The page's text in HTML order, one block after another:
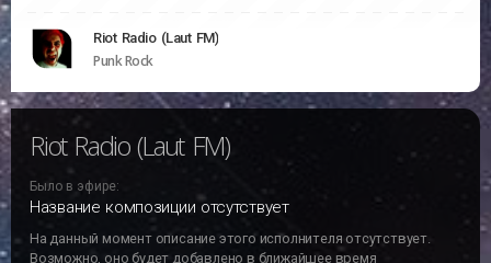
Riot Radio (Laut FM)
Punk Rock
Riot Radio (Laut FM)
Было в эфире:
Название композиции отсутствует
На данный момент описание этого исполнителя отсутствует.
Возможно, оно будет добавлено в ближайшее время